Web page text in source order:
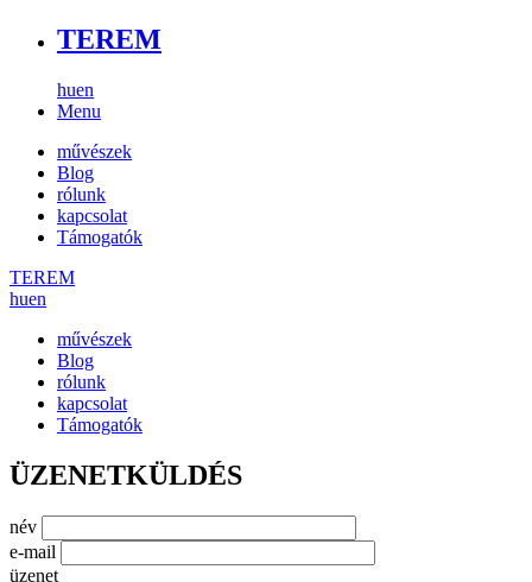
TEREM
huen
Menu
művészek
Blog
rólunk
kapcsolat
Támogatók
TEREM
huen
művészek
Blog
rólunk
kapcsolat
Támogatók
ÜZENETKÜLDÉS
név
e-mail
üzenet